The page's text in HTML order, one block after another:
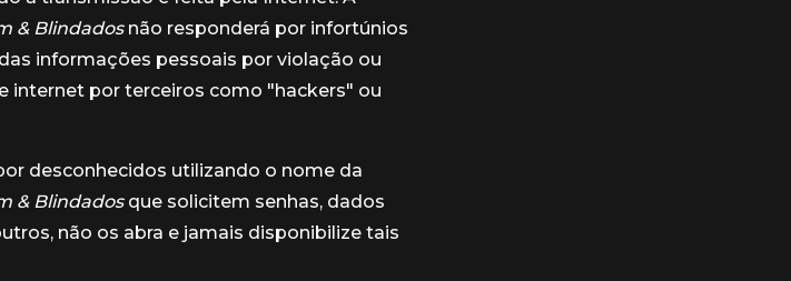
& Blindadosnão responderá por infortúnios
informações pessoais por violação ou
internet por terceiros como "hackers" ou
desconhecidos utilizando o nome da
& Blindadosque solicitem senhas, dados
não os abra e jamais disponibilize tais